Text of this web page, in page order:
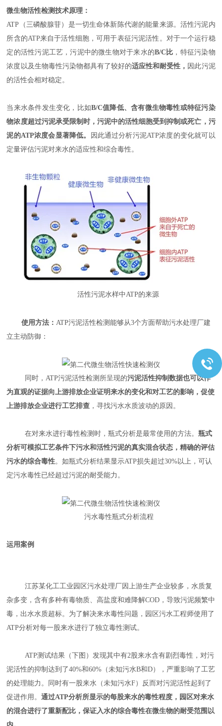
微生物活性检测技术原理：
ATP（三磷酸腺苷）是一切生命体新陈代谢的能量来源。活性污泥内
所含的ATP来自于活性细胞，可用于表征污泥活性。对于一个运行稳
定的活性污泥工艺，污泥中的微生物对于来水的B/C比 ，特征污染物
浓度以及生物毒性污染物都具有了较好的适应性和耐受性， 因此污泥
的活性会相对稳定。
当来水条件发生变化，比如B/C值降低、含有微生物毒性或特征污染
物浓度超过污泥承受限制时，污泥中的活性细胞受到抑制或死亡，污
泥的ATP浓度会显著降低。
因此通过分析污泥ATP浓度的变化就可以
定量评估污泥对来水的适应性和综合毒性。
活性污泥水样中ATP的来源
使用方法： ATP污泥活性检测能够从3个方面帮助污水处理厂建
立主动防御：
同时，ATP污泥活性检测所呈现的污泥活性抑制数据也可以作
为直观的证据向上游排放企业证明来水的变化和对工艺的影响，促使
上游排放企业进行工艺排查 ，寻找污水水质波动的原因。
在对来水进行毒性检测时，瓶式分析是最常使用的方法。瓶式
分析可模拟工艺条件下污水和活性污泥的真实混合状态，精确的评估
污水的综合毒性。如瓶式分析结果显示ATP损失超过30%以上，可认
定污水毒性已经超过污泥的耐受能力。
污水毒性瓶式分析流程
运用案例
江苏某化工工业园区污水处理厂因上游生产企业较多，水质复
杂多变，含有多种有毒物质、高盐度和难降解COD，导致污泥频繁中
毒，出水水质超标。为了解决来水毒性问题，园区污水工程师使用了
ATP分析对每一股来水进行了独立毒性测试。
ATP测试结果（下图）发现其中有2股来水含有剧烈毒性，对污
泥活性的抑制达到了40%和60%（未知污水B和D），严重影响了工艺
的处理能力。同时有一股来水（未知污水F）反而对污泥活性起到了
促进作用。通过ATP分析所显示的每股来水的毒性程度，园区对来水
的混合进行了重新配比，保证入水的综合毒性在微生物的耐受范围以